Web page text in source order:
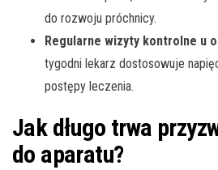
do rozwoju próchnicy.
Regularne wizyty kontrolne u
tygodni lekarz dostosowuje
postępy leczenia.
Jak długo trwa
do aparatu?